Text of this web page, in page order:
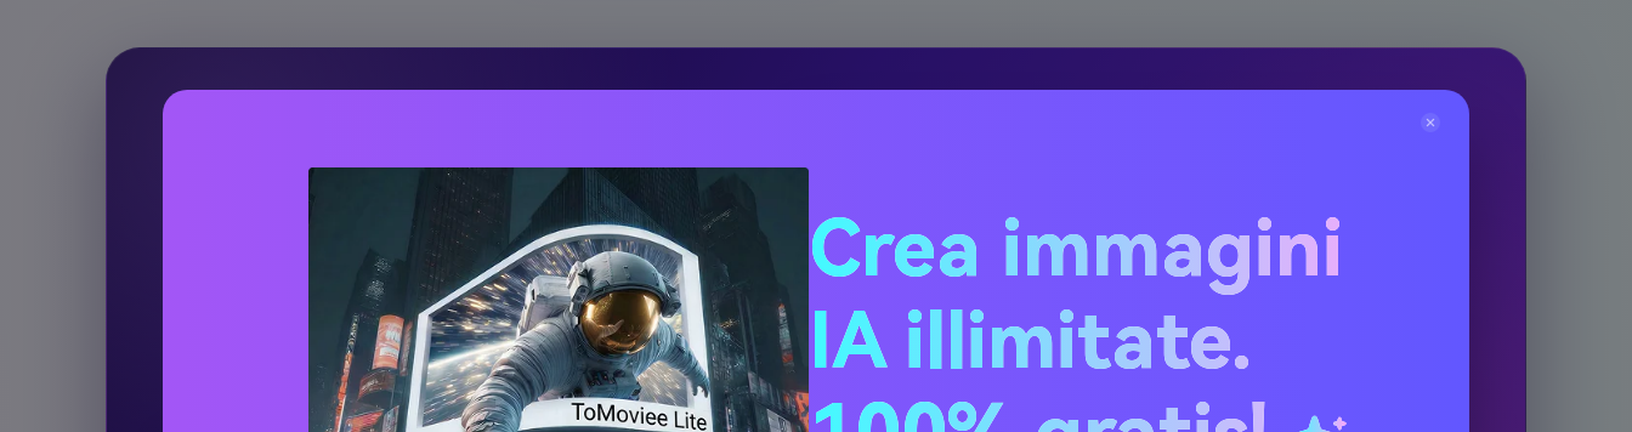
Generatore di video narrativi
Trasforma qualsiasi sceneggiatura, storia di Reddit o
capitolo di un romanzo in un video narrativo
cinematografico con personaggi coerenti.
Crea immagini
IA illimitate.